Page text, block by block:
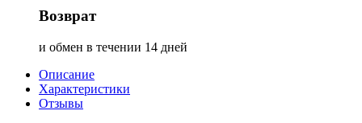
Возврат
и обмен в течении 14 дней
Описание
Характеристики
Отзывы